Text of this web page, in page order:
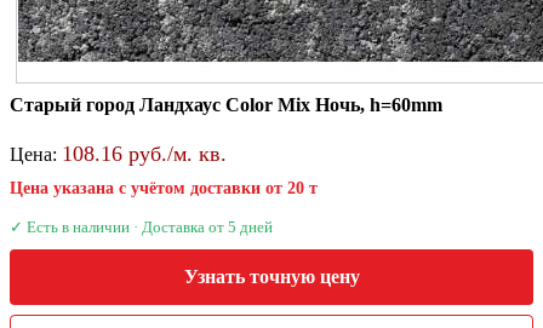
Старый город Ландхаус Color Mix Ночь, h=60mm
Цена: 108.16 руб./м. кв.
Цена указана с учётом доставки от 20 т
✓ Есть в наличии · Доставка от 5 дней
Узнать точную цену